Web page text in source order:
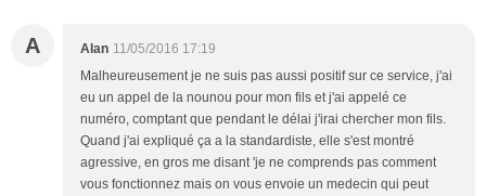
A Alan 11/05/2016 17:19
Malheureusement je ne suis pas aussi positif sur ce service, j'ai
eu un appel de la nounou pour mon fils et j'ai appelé ce
numéro, comptant que pendant le délai j'irai chercher mon fils.
Quand j'ai expliqué ça a la standardiste, elle s'est montré
agressive, en gros me disant 'je ne comprends pas comment
vous fonctionnez mais on vous envoie un medecin qui peut